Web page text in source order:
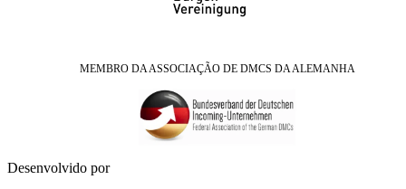
MEMBRO DA ASSOCIAÇÃO DE DMCS DA ALEMANHA
Desenvolvido por